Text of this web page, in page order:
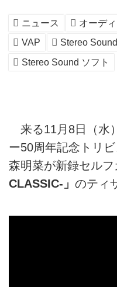
ニュース オーデ
VAP
Stereo
Stereo Sound ソフト
来る11月8日（水
ー50周年記念トリ
森明菜が新録セルフ
CLASSIC-」 のティ